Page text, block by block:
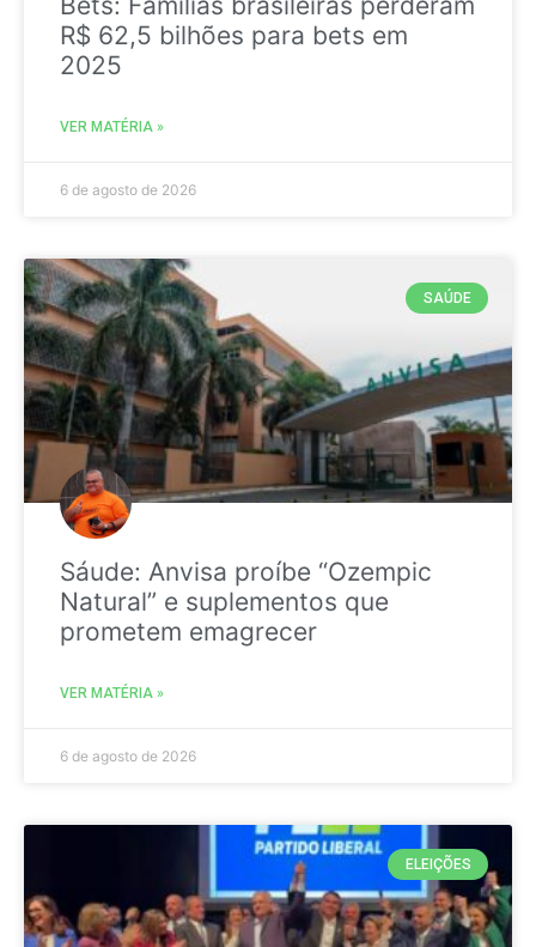
R$ 62,5 bilhões para bets em
2025
VER MATÉRIA »
6 de agosto de 2026
SAÚDE
Sáude: Anvisa proíbe “Ozempic
Natural” e suplementos que
prometem emagrecer
VER MATÉRIA »
6 de agosto de 2026
ELEIÇÕES